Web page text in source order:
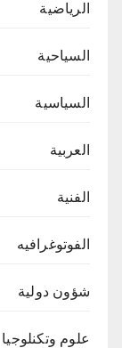
الرياضية
السياحية
السياسية
العربية
الفنية
الفوتوغرافيه
شؤون دولية
علوم وتكنلوجيا